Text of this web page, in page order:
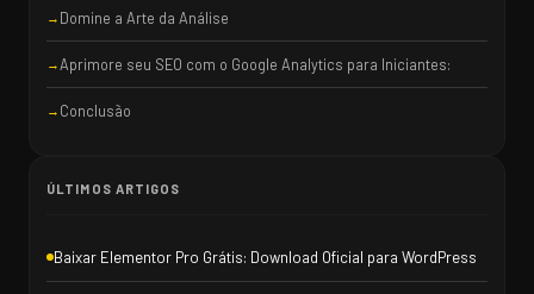
Domine a Arte da Análise
Aprimore seu SEO com o Google Analytics para Iniciantes:
Conclusão
ÚLTIMOS ARTIGOS
Baixar Elementor Pro Grátis: Download Oficial para WordPress